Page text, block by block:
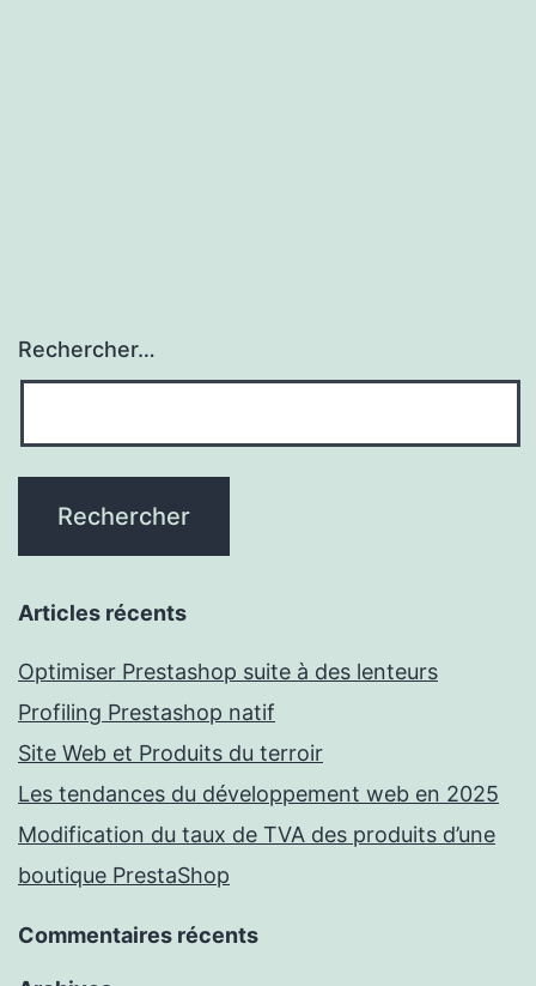
1.7
Rechercher…
Articles récents
Optimiser Prestashop suite à des lenteurs
Profiling Prestashop natif
Site Web et Produits du terroir
Les tendances du développement web en 2025
Modification du taux de TVA des produits d’une
boutique PrestaShop
Commentaires récents